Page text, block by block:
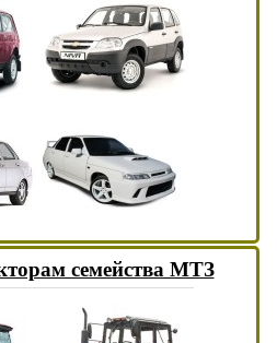
семейства МТЗ